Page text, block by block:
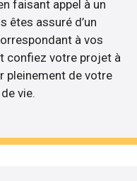
faisant appel à un
êtes assuré d’un
à vos
confiez votre projet à
pleinement de votre
vie.